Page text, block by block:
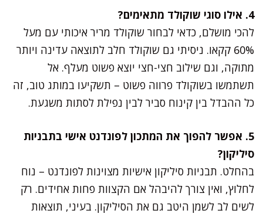
4. אילו סוגי שוקולד מתאימים?
להכי מושלם, כדאי לבחור שוקולד מריר איכותי עם מעל
60% קקאו. ניסיתי גם שוקולד חלב לתוצאה עדינה ויותר
מתוקה, וגם שילוב חצי-חצי יוצא פשוט מעלף. אל
תשתמשו בשוקולד פרווה פשוט – תשקיעו במותג טוב, זה
כל ההבדל בין קינוח סביר לבין נפילת לסתות משגעת.
5. אפשר להפוך את המתכון לפונדנט אישי בתבניות
סיליקון?
בהחלט. תבניות סיליקון אישיות מצוינות לפונדנט – נוח
לחלוץ, ואין צורך להיבהל אם הקצוות פחות אחידים. רק
לשים לב לשמן היטב גם את הסיליקון. בעיני, תוצאות